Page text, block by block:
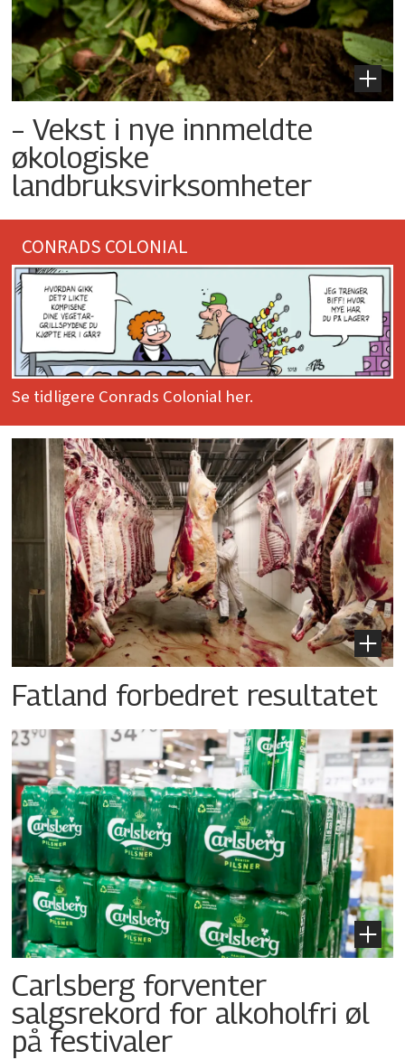
– Vekst i nye innmeldte
økologiske
landbruksvirksomheter
CONRADS COLONIAL
Se tidligere Conrads Colonial her.
Fatland forbedret resultatet
Carlsberg forventer
salgsrekord for alkoholfri øl
på festivaler